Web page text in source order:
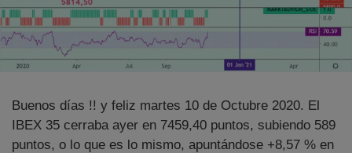
Buenos días !! y feliz martes 10 de Octubre 2020. El
IBEX 35 cerraba ayer en 7459,40 puntos, subiendo 589
puntos, o lo que es lo mismo, apuntándose +8,57 % en